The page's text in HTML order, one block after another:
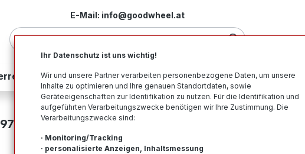
E-Mail: info@goodwheel.at
Motorradreifen Felgen Offroad-Reifen
XL BSW
Ihr Datenschutz ist uns wichtig!
Wir und unsere Partner verarbeiten personenbezogene Daten, um unsere
Inhalte zu optimieren und Ihre genauen Standortdaten, sowie
Geräteeigenschaften zur Identifikation zu nutzen. Für die Identifikation und
aufgeführten Verarbeitungszwecke benötigen wir Ihre Zustimmung. Die
Verarbeitungszwecke sind:
· Monitoring/Tracking
· personalisierte Anzeigen, Inhaltsmessung